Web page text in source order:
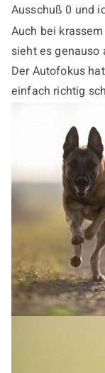
Ausschuß 0 und
Auch bei
sieht es genauso
Der Autofokus
einfach richtig